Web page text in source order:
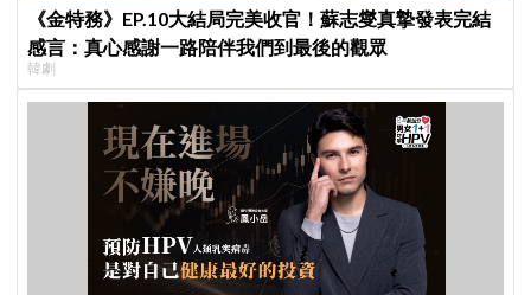
《金特務》EP.10大結局完美收官！蘇志燮真摯發表完結
感言：真心感謝一路陪伴我們到最後的觀眾
韓劇